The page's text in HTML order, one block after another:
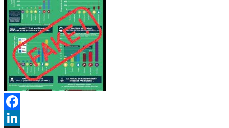
Facebook